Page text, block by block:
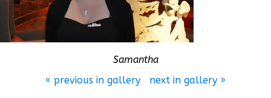
Samantha
« previous in gallery
next in gallery »